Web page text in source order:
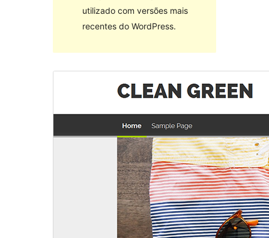
utilizado com versões mais
recentes do WordPress.